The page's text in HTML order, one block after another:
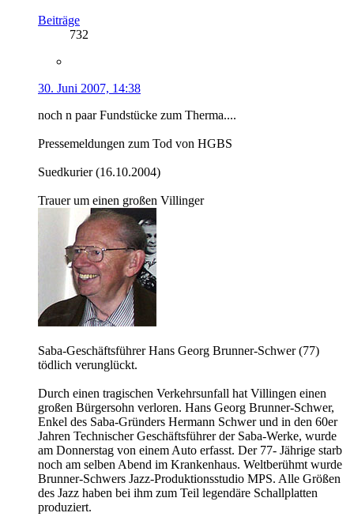
Beiträge
732
30. Juni 2007, 14:38
noch n paar Fundstücke zum Therma....
Pressemeldungen zum Tod von HGBS
Suedkurier (16.10.2004)
Trauer um einen großen Villinger
Saba-Geschäftsführer Hans Georg Brunner-Schwer (77)
tödlich verunglückt.
Durch einen tragischen Verkehrsunfall hat Villingen einen
großen Bürgersohn verloren. Hans Georg Brunner-Schwer,
Enkel des Saba-Gründers Hermann Schwer und in den 60er
Jahren Technischer Geschäftsführer der Saba-Werke, wurde
am Donnerstag von einem Auto erfasst. Der 77- Jährige starb
noch am selben Abend im Krankenhaus. Weltberühmt wurde
Brunner-Schwers Jazz-Produktionsstudio MPS. Alle Größen
des Jazz haben bei ihm zum Teil legendäre Schallplatten
produziert.